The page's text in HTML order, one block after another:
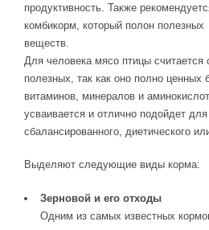
продуктивность. Также
комбикорм, который полон полезных
веществ.
Для человека мясо птицы
полезных, так как оно полно ценных
витаминов, минералов и
усваивается и отлично подойдет для
сбалансированного, диетического
Выделяют следующие виды корма:
Зерновой и его отходы
Одним из самых известных